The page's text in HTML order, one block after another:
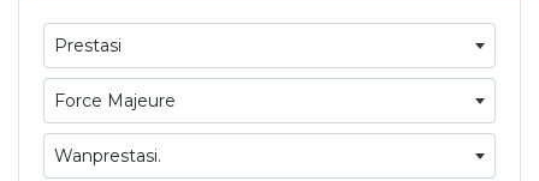
Prestasi
Force Majeure
Wanprestasi.